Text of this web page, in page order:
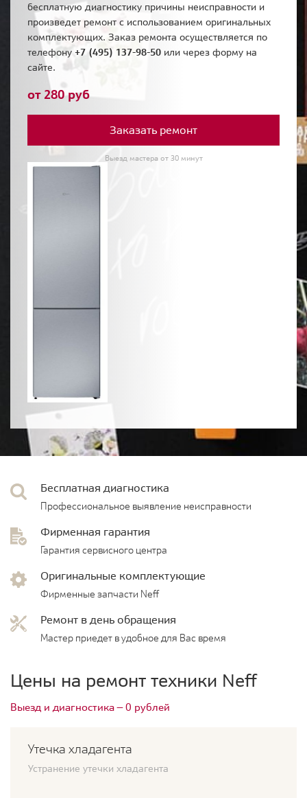
бесплатную диагностику причины неисправности и
произведет ремонт с использованием оригинальных
комплектующих. Заказ ремонта осуществляется по
телефону +7 (495) 137-98-50 или через форму на
сайте.
от 280 руб
Заказать ремонт
Выезд мастера от 30 минут
Бесплатная диагностика
Профессиональное выявление неисправности
Фирменная гарантия
Гарантия сервисного центра
Оригинальные комплектующие
Фирменные запчасти Neff
Ремонт в день обращения
Мастер приедет в удобное для Вас время
Цены на ремонт техники Neff
Выезд и диагностика — 0 рублей
Утечка хладагента
Устранение утечки хладагента